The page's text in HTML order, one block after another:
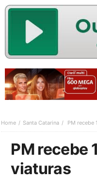
Home Santa Catarina PM recebe
PM recebe
viaturas